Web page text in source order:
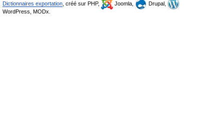
Dictionnaires exportation , créé sur PHP, Joomla,
Drupal,
WordPress, MODx.